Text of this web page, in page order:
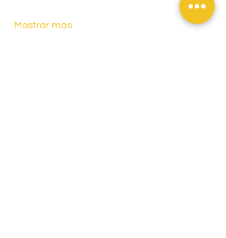
Mostrar más